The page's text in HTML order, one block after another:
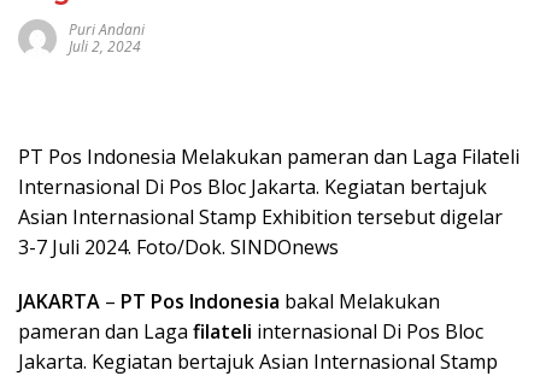
Puri Andani
Juli 2, 2024
PT Pos Indonesia Melakukan pameran dan Laga Filateli
Internasional Di Pos Bloc Jakarta. Kegiatan bertajuk
Asian Internasional Stamp Exhibition tersebut digelar
3-7 Juli 2024. Foto/Dok. SINDOnews
JAKARTA – PT Pos Indonesia bakal Melakukan
pameran dan Laga filateli internasional Di Pos Bloc
Jakarta. Kegiatan bertajuk Asian Internasional Stamp